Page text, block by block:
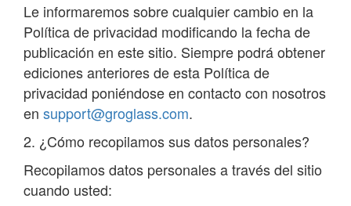
Le informaremos sobre cualquier cambio en la
Política de privacidad modificando la fecha de
publicación en este sitio. Siempre podrá obtener
ediciones anteriores de esta Política de
privacidad poniéndose en contacto con nosotros
en support@groglass.com.
2. ¿Cómo recopilamos sus datos personales?
Recopilamos datos personales a través del sitio
cuando usted: